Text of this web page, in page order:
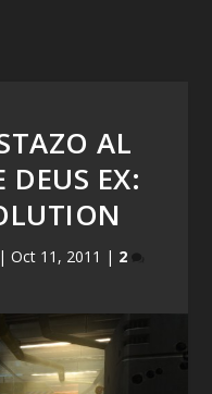
AL
DEUS EX:
| Oct 11, 2011 | 2